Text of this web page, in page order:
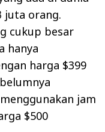
juta orang.
cukup besar
hanya
harga $399
jam
$500